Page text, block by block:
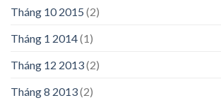
Tháng 10 2015 (2)
Tháng 1 2014(1)
Tháng 12 2013(2)
Tháng 8 2013(2)